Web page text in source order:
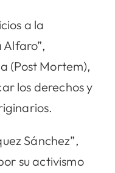
a la
Alfaro”,
(Post Mortem),
los derechos y
Sánchez”,
su activismo